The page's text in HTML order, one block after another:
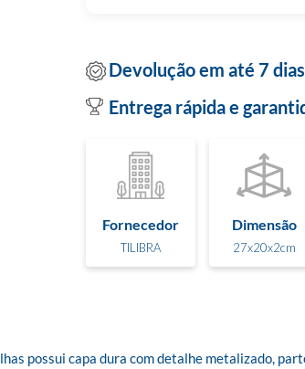
Devolução em até 7 dias
Entrega rápida e
Fornecedor
TILIBRA
Dimensão
27x20x2cm
possui capa dura com detalhe metalizado,